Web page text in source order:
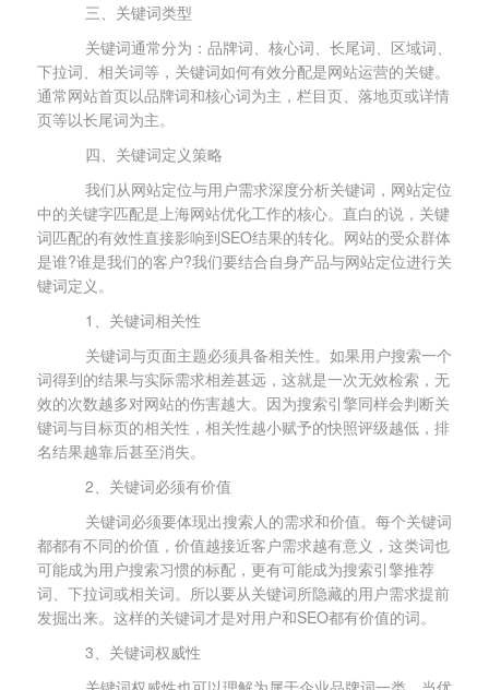
三、关键词类型
关键词通常分为：品牌词、核心词、长尾词、区域词、
下拉词、相关词等，关键词如何有效分配是网站运营的关键。
通常网站首页以品牌词和核心词为主，栏目页、落地页或详情
页等以长尾词为主。
四、关键词定义策略
我们从网站定位与用户需求深度分析关键词，网站定位
中的关键字匹配是上海网站优化工作的核心。直白的说，关键
词匹配的有效性直接影响到SEO结果的转化。网站的受众群体
是谁?谁是我们的客户?我们要结合自身产品与网站定位进行关
键词定义。
1、关键词相关性
关键词与页面主题必须具备相关性。如果用户搜索一个
词得到的结果与实际需求相差甚远，这就是一次无效检索，无
效的次数越多对网站的伤害越大。因为搜索引擎同样会判断关
键词与目标页的相关性，相关性越小赋予的快照评级越低，排
名结果越靠后甚至消失。
2、关键词必须有价值
关键词必须要体现出搜索人的需求和价值。每个关键词
都都有不同的价值，价值越接近客户需求越有意义，这类词也
可能成为用户搜索习惯的标配，更有可能成为搜索引擎推荐
词、下拉词或相关词。所以要从关键词所隐藏的用户需求提前
发掘出来。这样的关键词才是对用户和SEO都有价值的词。
3、关键词权威性